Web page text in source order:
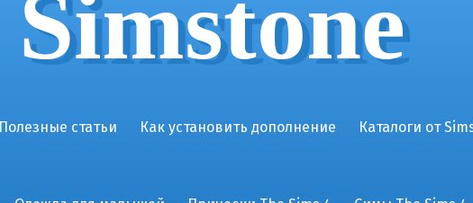
Simstone
Полезные статьи Как установить дополнение Каталоги от